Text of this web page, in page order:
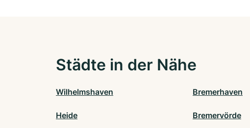
Städte in der Nähe
Wilhelmshaven Bremerhaven
Heide Bremervörde